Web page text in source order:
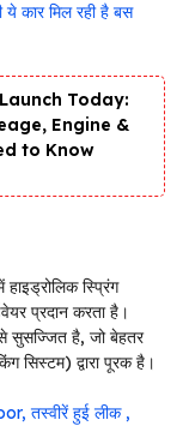
कार मिल रही है बस
Today:
Engine &
to Know
स्प्रिंग
प्रदान करता है।
से सुसज्जित है, जो बेहतर
सिस्टम) द्वारा पूरक है।
तस्वीरें हुई लीक ,